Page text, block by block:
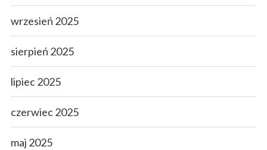
wrzesień 2025
sierpień 2025
lipiec 2025
czerwiec 2025
maj 2025